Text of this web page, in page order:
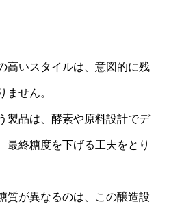
高いスタイルは、意図的に残
ません。
製品は、酵素や原料設計でデ
最終糖度を下げる工夫をとり
質が異なるのは、この醸造設